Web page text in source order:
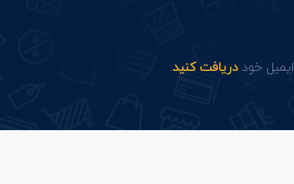
خود دریافت کنید.